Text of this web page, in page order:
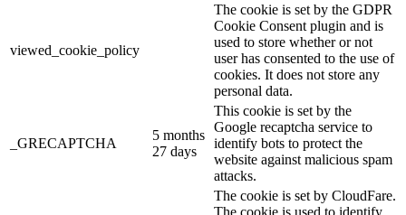
viewed_cookie_policy
The cookie is set by the GDPR
Cookie Consent plugin and is
used to store whether or not
user has consented to the use of
cookies. It does not store any
personal data.
_GRECAPTCHA
5 months
27 days
This cookie is set by the
Google recaptcha service to
identify bots to protect the
website against malicious spam
attacks.
The cookie is set by CloudFare.
The cookie is used to identify